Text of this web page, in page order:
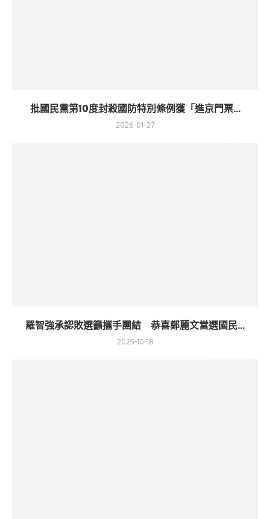
批國民黨第10度封殺國防特別條例獲「進京門票...
2026-01-27
羅智強承認敗選籲攜手團結 恭喜鄭麗文當選國民...
2025-10-18